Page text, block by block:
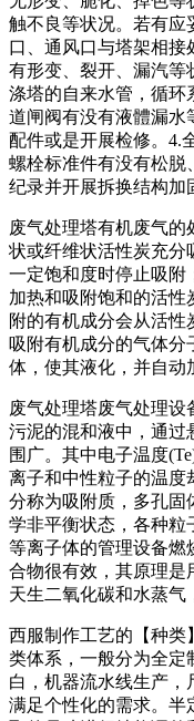
触不良等状况。若有应
口、通风口与塔架相接
有形变、裂开、漏汽等
涤塔的自来水管，循环
道闸阀有没有液體漏水
配件或是开展检修。4.
螺栓标准件有没有松脱
纪录并开展拆换结构加
废气处理塔有机废气的
状或纤维状活性炭充分
一定饱和度时停止吸附
加热和吸附饱和的活性
附的有机成分会从活
吸附有机成分的气体分
体，使其液化，并自动
废气处理塔废气处理
污泥的混和液中，通过
围广。其中电子温度
离子和中性粒子的温度
分称为吸附质，多孔固
学非平衡状态，各种粒
等离子体的管理设备燃
合物很有效，其原理是
天生二氧化碳和水蒸气
西服制作工艺的【种类
类体系，一般分为全定
白，机器流水线生产
满足个性化的需求。半